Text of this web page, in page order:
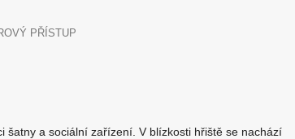
PŘÍSTUP
šatny a sociální zařízení. V blízkosti hřiště se nachází